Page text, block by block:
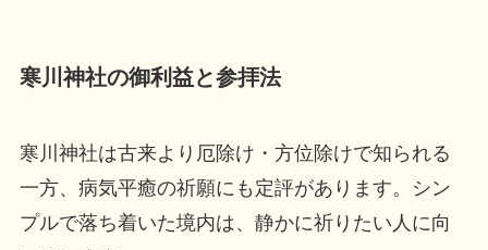
寒川神社の御利益と参拝法
寒川神社は古来より厄除け・方位除けで知られる
一方、病気平癒の祈願にも定評があります。シン
プルで落ち着いた境内は、静かに祈りたい人に向